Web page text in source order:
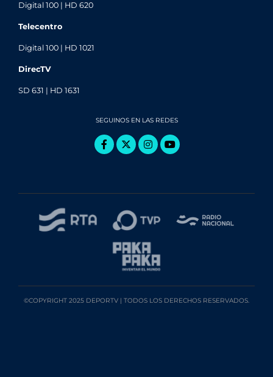
Digital 100 | HD 620
Telecentro
Digital 100 | HD 1021
DirecTV
SD 631 | HD 1631
SEGUINOS EN LAS REDES
©COPYRIGHT 2025 DEPORTV | TODOS LOS DERECHOS RESERVADOS.